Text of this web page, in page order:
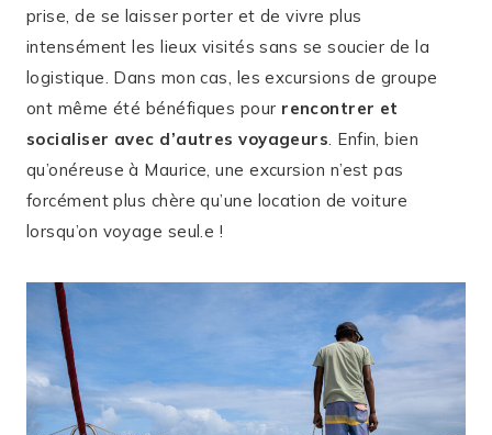
prise, de se laisser porter et de vivre plus
intensément les lieux visités sans se soucier de la
logistique. Dans mon cas, les excursions de groupe
ont même été bénéfiques pour rencontrer et
socialiser avec d’autres voyageurs. Enfin, bien
qu’onéreuse à Maurice, une excursion n’est pas
forcément plus chère qu’une location de voiture
lorsqu’on voyage seul.e !